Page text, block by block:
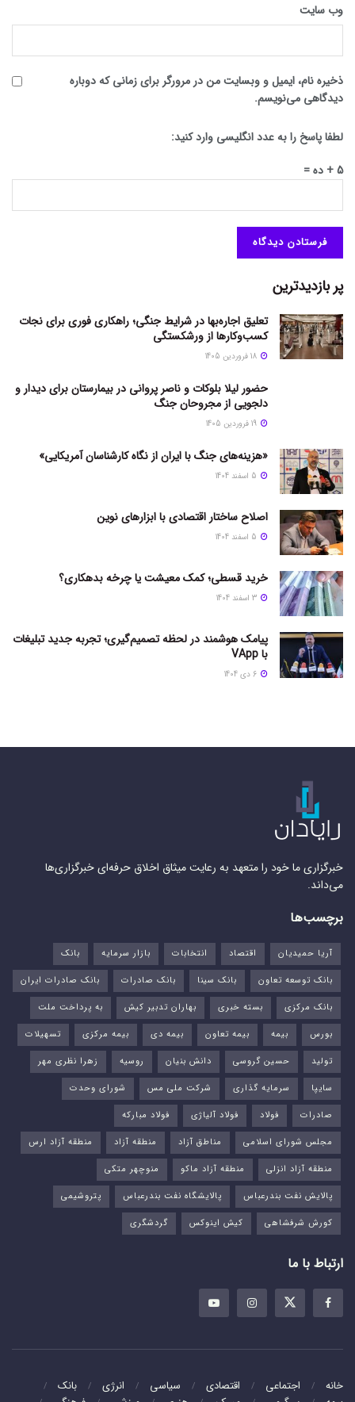
وب‌ سایت
ذخیره نام، ایمیل و وبسایت من در مرورگر برای زمانی که دوباره
دیدگاهی می‌نویسم.
لطفا پاسخ را به عدد انگلیسی وارد کنید:
5 + ده =
پر بازدیدترین
تعلیق اجاره‌بها در شرایط جنگی؛ راهکاری فوری برای نجات
کسب‌وکارها از ورشکستگی
حضور لیلا بلوکات و ناصر پروانی در بیمارستان برای دیدار و
دلجویی از مجروحان جنگ
«هزینه‌های جنگ با ایران از نگاه کارشناسان آمریکایی»
اصلاح ساختار اقتصادی با ابزارهای نوین
خرید قسطی؛ کمک معیشت یا چرخه بدهکاری؟
پیامک هوشمند در لحظه تصمیم‌گیری؛ تجربه جدید تبلیغات
با VApp
خبرگزاری ما خود را متعهد به رعایت میثاق اخلاق حرفه‌ای خبرگزاری‌ها
می‌داند.
برچسب‌ها
آریا حمیدیان اقتصاد انتخابات بازار سرمایه
بانک
بانک توسعه تعاون
بانک سینا بانک صادرات
بانک صادرات ایران
بانک مرکزی
بسته خبری بهاران تدبیر کیش
به پرداخت ملت
بورس‌
بیمه بیمه تعاون بیمه دی بیمه مرکزی
تسهیلات
تولید
حسین گروسی دانش بنیان روسیه
زهرا نظری مهر
سایپا
سرمایه گذاری شرکت ملی مس
شورای وحدت
صادرات
فولاد فولاد آلیاژی
فولاد مبارکه
مجلس شورای اسلامی
مناطق آزاد منطقه آزاد
منطقه آزاد ارس
منطقه آزاد انزلی
منطقه آزاد ماکو
منوچهر متکی
پالایش نفت بندرعباس
پالایشگاه نفت بندرعباس
پتروشیمی
کورش شرفشاهی
کیش اینوکس گردشگری
ارتباط با ما
خانه اجتماعی اقتصادی سیاسی انرژی
بانک